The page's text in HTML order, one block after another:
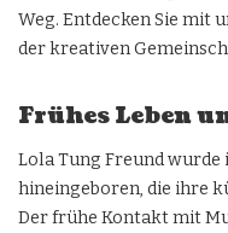
Weg. Entdecken Sie mit
der kreativen
Frühes Leben
Lola Tung Freund
hineingeboren, die ihre
Der frühe Kontakt mit